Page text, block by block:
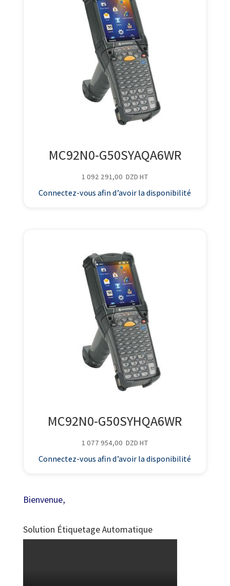
MC92N0-G50SYAQA6WR
1 092 291,00 DZD HT
Connectez-vous afin d’avoir la disponibilité
MC92N0-G50SYHQA6WR
1 077 954,00 DZD HT
Connectez-vous afin d’avoir la disponibilité
Bienvenue,
Solution Étiquetage Automatique